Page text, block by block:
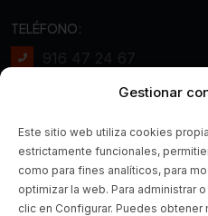
Gestionar
Este sitio web utiliza cookies
estrictamente funcionales,
como para fines analíticos, para
optimizar la web. Para administrar
clic en Configurar. Puedes obtener
TELÉFONO:
916 47 24 67
672 20 85 87
CORREO ELECTRÓNICO: